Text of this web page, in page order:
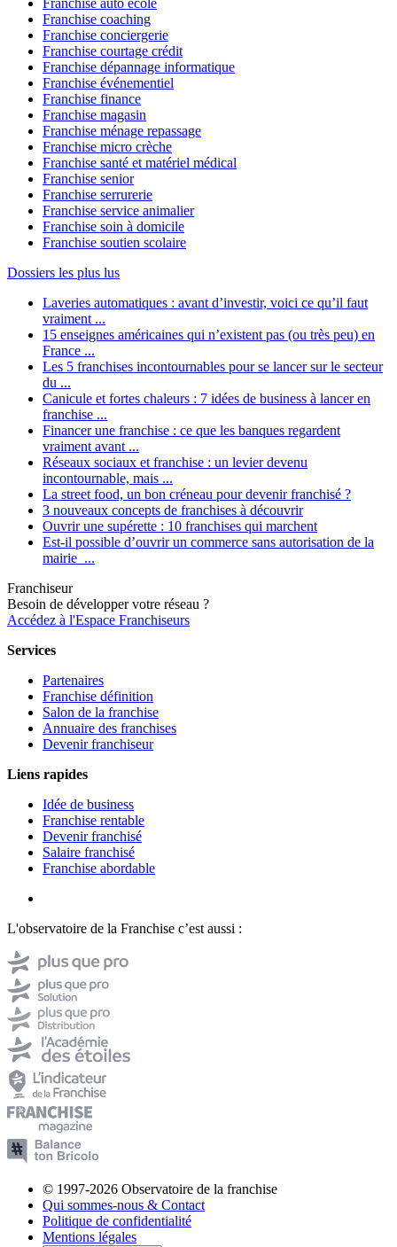
Franchise auto école
Franchise coaching
Franchise conciergerie
Franchise courtage crédit
Franchise dépannage informatique
Franchise événementiel
Franchise finance
Franchise magasin
Franchise ménage repassage
Franchise micro crèche
Franchise santé et matériel médical
Franchise senior
Franchise serrurerie
Franchise service animalier
Franchise soin à domicile
Franchise soutien scolaire
Dossiers les plus lus
Laveries automatiques : avant d’investir, voici ce qu’il faut
vraiment ...
15 enseignes américaines qui n’existent pas (ou très peu) en
France ...
Les 5 franchises incontournables pour se lancer sur le secteur
du ...
Canicule et fortes chaleurs : 7 idées de business à lancer en
franchise ...
Financer une franchise : ce que les banques regardent
vraiment avant ...
Réseaux sociaux et franchise : un levier devenu
incontournable, mais ...
La street food, un bon créneau pour devenir franchisé ?
3 nouveaux concepts de franchises à découvrir
Ouvrir une supérette : 10 franchises qui marchent
Est-il possible d’ouvrir un commerce sans autorisation de la
mairie ...
Franchiseur
Besoin de développer votre réseau ?
Accédez à l'Espace Franchiseurs
Services
Partenaires
Franchise définition
Salon de la franchise
Annuaire des franchises
Devenir franchiseur
Liens rapides
Idée de business
Franchise rentable
Devenir franchisé
Salaire franchisé
Franchise abordable
L'observatoire de la Franchise c’est aussi :
© 1997-2026 Observatoire de la franchise
Qui sommes-nous & Contact
Politique de confidentialité
Mentions légales